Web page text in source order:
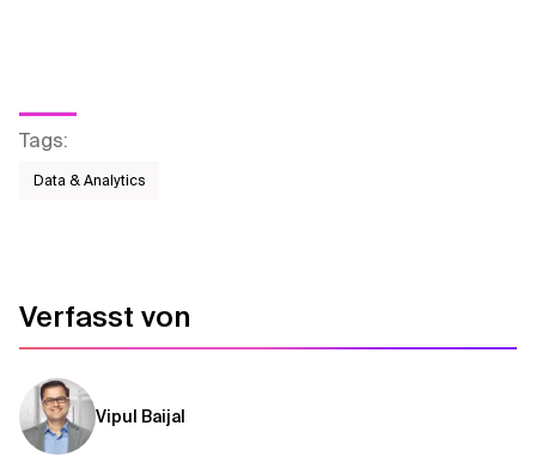
Tags:
Data & Analytics
Verfasst von
Vipul Baijal